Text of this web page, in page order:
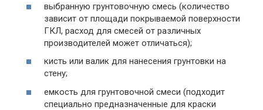
выбранную грунтовочную смесь (количество
зависит от площади покрываемой поверхности
ГКЛ, расход для смесей от различных
производителей может отличаться);
кисть или валик для нанесения грунтовки на
стену;
емкость для грунтовочной смеси (подходит
специально предназначенные для краски